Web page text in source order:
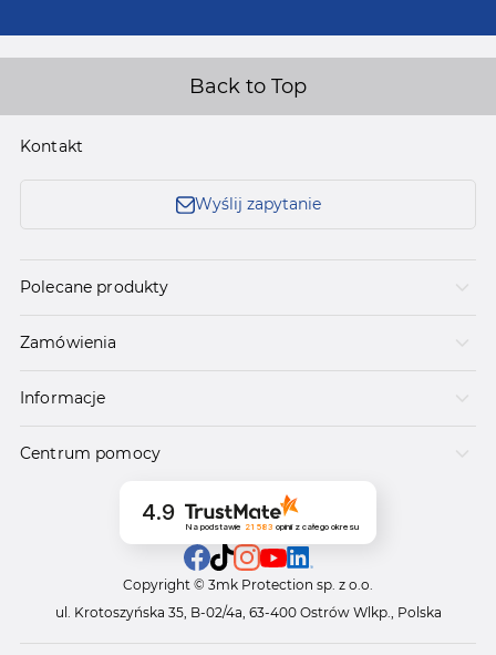
Back to Top
Kontakt
Wyślij zapytanie
Polecane produkty
Zamówienia
Informacje
Centrum pomocy
4.9
Na podstawie 21 583 opinii z całego okresu
Copyright © 3mk Protection sp. z o.o.
ul. Krotoszyńska 35, B-02/4a, 63-400 Ostrów Wlkp., Polska